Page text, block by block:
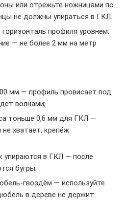
или отрежьте ножницами по
не должны упираться в ГКЛ.
горизонталь профиля уровнем.
— не более 2 мм на метр
мм — профиль провисает под
волнами;
тоньше 0,6 мм для ГКЛ —
хватает, крепёж
упираются в ГКЛ — после
бугры;
гвоздём — используйте
в дереве не держит.